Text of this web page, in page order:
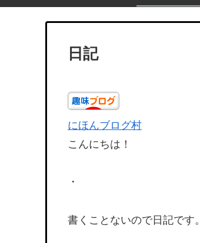
日記
にほんブログ村
こんにちは！
・
書くことないので日記です。